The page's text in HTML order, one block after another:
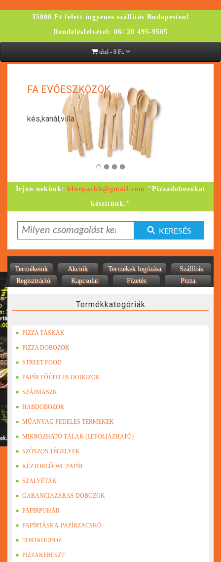
35000 Ft felett ingyenes szállítás Budapesten!
Rendelésfelvétel: 06/ 20 495-9505
tétel - 0 Ft.
FA EVŐESZKÖZÖK
kés,kanál,villa
Írjon nekünk: bluepackh@gmail.com "Pizzadobozokat
készítünk."
KERESÉS
Termékeink Akciók Termékek logózása
Szállítás
Regisztráció
Kapcsolat Fizetés Pizza
Termékkategóriák
PIZZA TÁSKÁK
PIZZA DOBOZOK
STREET FOOD
PAPÍR FŐÉTELES DOBOZOK
SZÁJMASZK
HABDOBOZOK
MŰANYAG FEDELES TERMÉKEK
MIKRÓZHATÓ TÁLAK (LEFÓLIÁZHATÓ)
SZÓSZOS TÉGELYEK
KÉZTÖRLŐ-WC PAPÍR
SZALVÉTÁK
GARANCIAZÁRAS DOBOZOK
PAPÍRPOHÁR
PAPÍRTÁSKA-PAPÍRZACSKÓ
TORTADOBOZ
PIZZAKERESZT